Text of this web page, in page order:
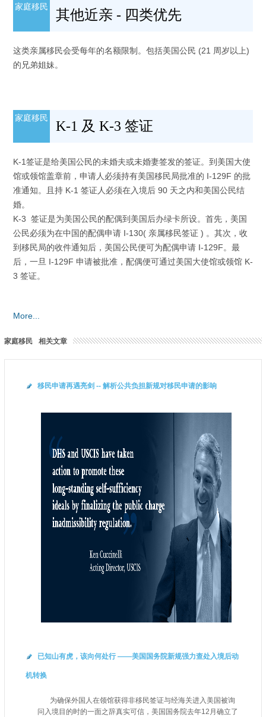
家庭移民
其他近亲 - 四类优先
这类亲属移民会受每年的名额限制。包括美国公民 (21 周岁以上)
的兄弟姐妹。
家庭移民
K-1 及 K-3 签证
K-1签证是给美国公民的未婚夫或未婚妻签发的签证。到美国大使
馆或领馆盖章前，申请人必须持有美国移民局批准的 I-129F 的批
准通知。且持 K-1 签证人必须在入境后 90 天之内和美国公民结
婚。
K-3 签证是为美国公民的配偶到美国后办绿卡所设。首先，美国
公民必须为在中国的配偶申请 I-130( 亲属移民签证 ) 。其次，收
到移民局的收件通知后，美国公民便可为配偶申请 I-129F。最
后，一旦 I-129F 申请被批准，配偶便可通过美国大使馆或领馆 K-
3 签证。
More...
家庭移民 相关文章
移民申请再遇亮剑 -- 解析公共负担新规对移民申请的影响
已知山有虎，该向何处行 ——美国国务院新规强力查处入境后动
机转换
为确保外国人在领馆获得非移民签证与经海关进入美国被询
问入境目的时的一面之辞真实可信，美国国务院去年12月确立了